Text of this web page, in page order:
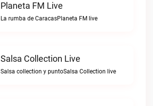
Planeta FM Live
La rumba de CaracasPlaneta FM live
Salsa Collection Live
Salsa collection y puntoSalsa Collection live